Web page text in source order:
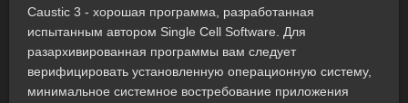
Caustic 3 - хорошая программа, разработанная
испытанным автором Single Cell Software. Для
разархивированная программы вам следует
верифицировать установленную операционную систему,
минимальное системное востребование приложения